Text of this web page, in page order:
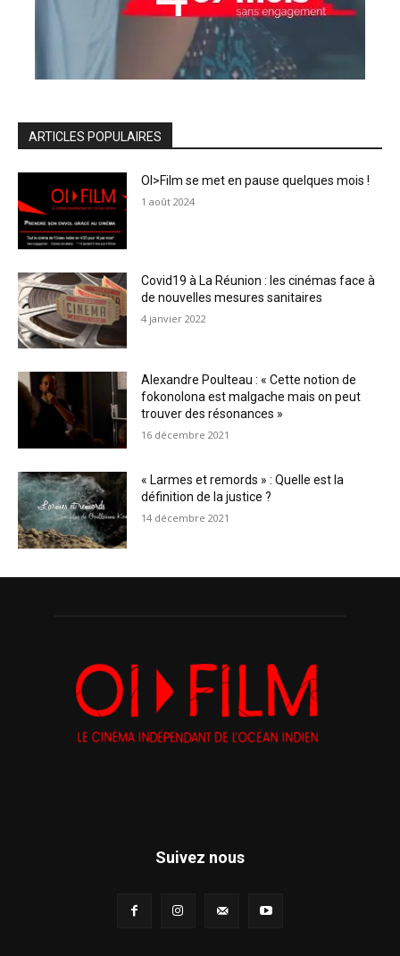
ARTICLES POPULAIRES
OI>Film se met en pause quelques mois !
1 août 2024
Covid19 à La Réunion : les cinémas face à
de nouvelles mesures sanitaires
4 janvier 2022
Alexandre Poulteau : « Cette notion de
fokonolona est malgache mais on peut
trouver des résonances »
16 décembre 2021
« Larmes et remords » : Quelle est la
définition de la justice ?
14 décembre 2021
Suivez nous